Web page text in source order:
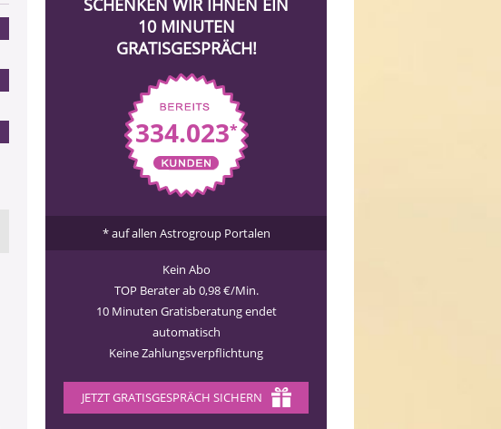
SCHENKEN WIR IHNEN EIN
10 MINUTEN
GRATISGESPRÄCH!
334.023*
* auf allen Astrogroup Portalen
Kein Abo
TOP Berater ab 0,98 €/Min.
10 Minuten Gratisberatung endet
automatisch
Keine Zahlungsverpflichtung
JETZT GRATISGESPRÄCH SICHERN